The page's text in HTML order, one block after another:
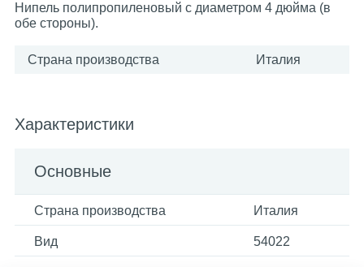
Нипель полипропиленовый с диаметром 4 дюйма (в
обе стороны).
Страна производства Италия
Характеристики
Основные
Страна производства Италия
Вид 54022